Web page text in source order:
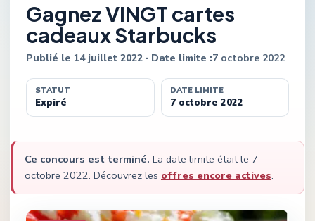
Gagnez VINGT cartes
cadeaux Starbucks
Publié le 14 juillet 2022 · Date limite :7 octobre 2022
STATUT
Expiré
DATE LIMITE
7 octobre 2022
Ce concours est terminé. La date limite était le 7
octobre 2022. Découvrez les offres encore actives.